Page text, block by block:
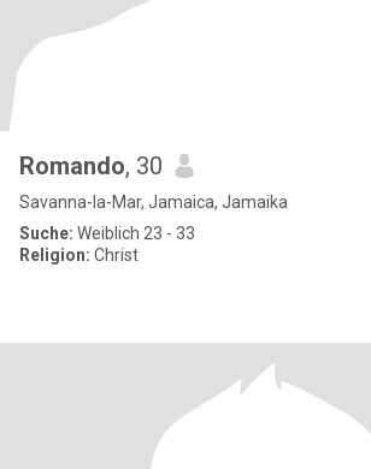
Romando, 30
Savanna-la-Mar, Jamaica, Jamaika
Suche: Weiblich 23 - 33
Religion: Christ